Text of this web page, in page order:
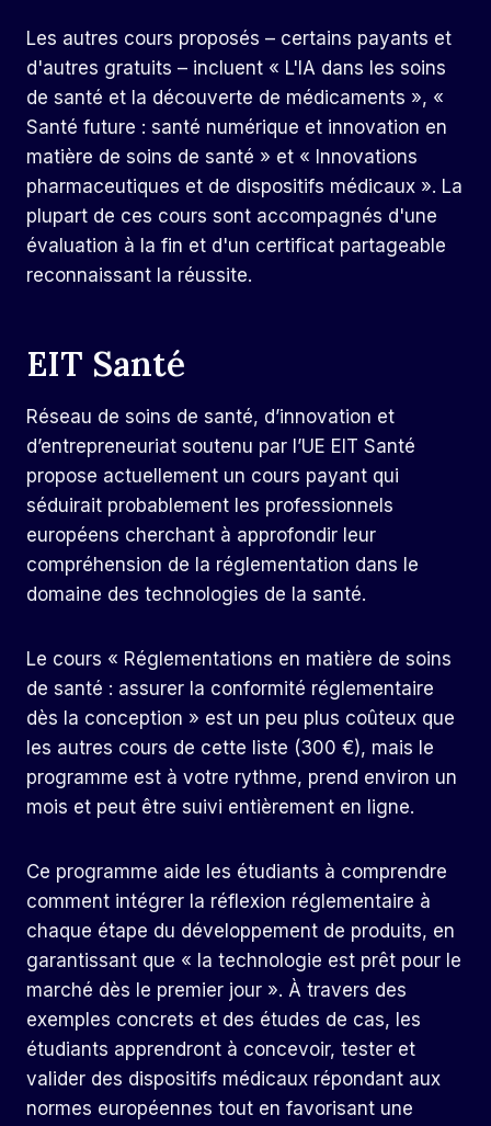
Les autres cours proposés – certains payants et
d'autres gratuits – incluent « L'IA dans les soins
de santé et la découverte de médicaments », «
Santé future : santé numérique et innovation en
matière de soins de santé » et « Innovations
pharmaceutiques et de dispositifs médicaux ». La
plupart de ces cours sont accompagnés d'une
évaluation à la fin et d'un certificat partageable
reconnaissant la réussite.
EIT Santé
Réseau de soins de santé, d’innovation et
d’entrepreneuriat soutenu par l’UE EIT Santé
propose actuellement un cours payant qui
séduirait probablement les professionnels
européens cherchant à approfondir leur
compréhension de la réglementation dans le
domaine des technologies de la santé.
Le cours « Réglementations en matière de soins
de santé : assurer la conformité réglementaire
dès la conception » est un peu plus coûteux que
les autres cours de cette liste (300 €), mais le
programme est à votre rythme, prend environ un
mois et peut être suivi entièrement en ligne.
Ce programme aide les étudiants à comprendre
comment intégrer la réflexion réglementaire à
chaque étape du développement de produits, en
garantissant que « la technologie est prêt pour le
marché dès le premier jour ». À travers des
exemples concrets et des études de cas, les
étudiants apprendront à concevoir, tester et
valider des dispositifs médicaux répondant aux
normes européennes tout en favorisant une